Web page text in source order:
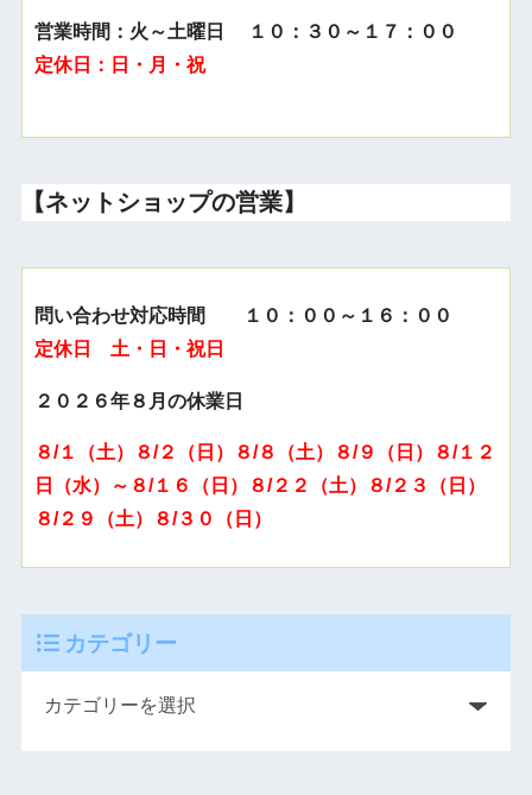
営業時間：火～土曜日 １０：３０～１７：００
定休日：日・月・祝
【ネットショップの営業】
問い合わせ対応時間 １０：００～１６：００
定休日 土・日・祝日
２０２６年８月の休業日
８/１（土）８/２（日）８/８（土）８/９（日）８/１２
日（水）～８/１６（日）８/２２（土）８/２３（日）
８/２９（土）８/３０（日）
カテゴリー